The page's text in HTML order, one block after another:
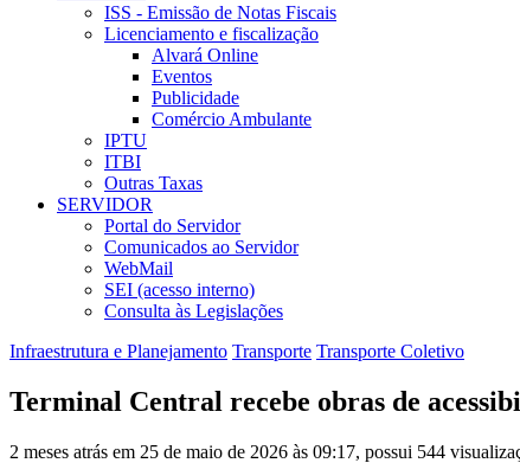
ISS - Emissão de Notas Fiscais
Licenciamento e fiscalização
Alvará Online
Eventos
Publicidade
Comércio Ambulante
IPTU
ITBI
Outras Taxas
SERVIDOR
Portal do Servidor
Comunicados ao Servidor
WebMail
SEI (acesso interno)
Consulta às Legislações
Infraestrutura e Planejamento Transporte Transporte Coletivo
Terminal Central recebe obras de
2 meses atrás em 25 de maio de 2026 às 09:17, possui 544